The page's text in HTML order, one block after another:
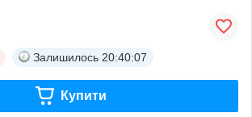
Залишилось 20:40:07
Купити